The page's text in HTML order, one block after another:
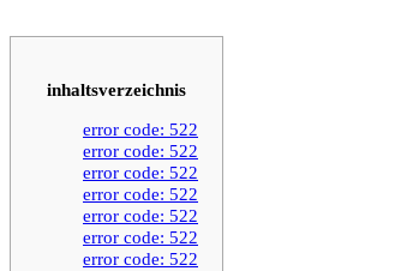
inhaltsverzeichnis
error code: 522
error code: 522
error code: 522
error code: 522
error code: 522
error code: 522
error code: 522